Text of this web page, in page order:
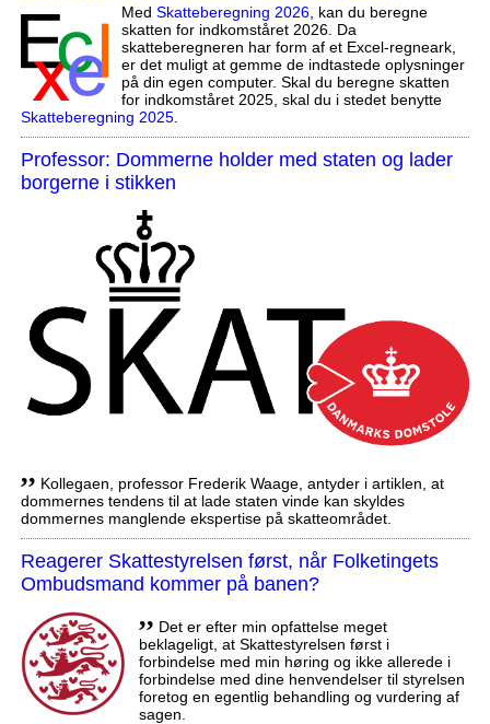
Med Skatteberegning 2026, kan du beregne
skatten for indkomståret 2026. Da
skatteberegneren har form af et Excel-regneark,
er det muligt at gemme de indtastede oplysninger
på din egen computer. Skal du beregne skatten
for indkomståret 2025, skal du i stedet benytte
Skatteberegning 2025.
Professor: Dommerne holder med staten og lader
borgerne i stikken
,, Kollegaen, professor Frederik Waage, antyder i artiklen, at
dommernes tendens til at lade staten vinde kan skyldes
dommernes manglende ekspertise på skatteområdet.
Reagerer Skattestyrelsen først, når Folketingets
Ombudsmand kommer på banen?
,, Det er efter min opfattelse meget
beklageligt, at Skattestyrelsen først i
forbindelse med min høring og ikke allerede i
forbindelse med dine henvendelser til styrelsen
foretog en egentlig behandling og vurdering af
sagen.